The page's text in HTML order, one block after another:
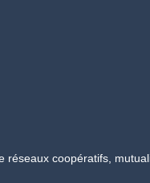
réseaux coopératifs,